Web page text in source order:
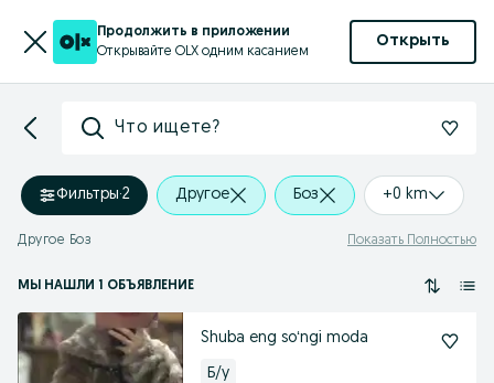
Продолжить в приложении
Открывайте OLX одним касанием
Открыть
Что ищете?
Фильтры·2 Другое Боз +0 km
Другое Боз Показать Полностью
МЫ НАШЛИ 1 ОБЪЯВЛЕНИЕ
Shuba eng soʻngi moda
Б/у